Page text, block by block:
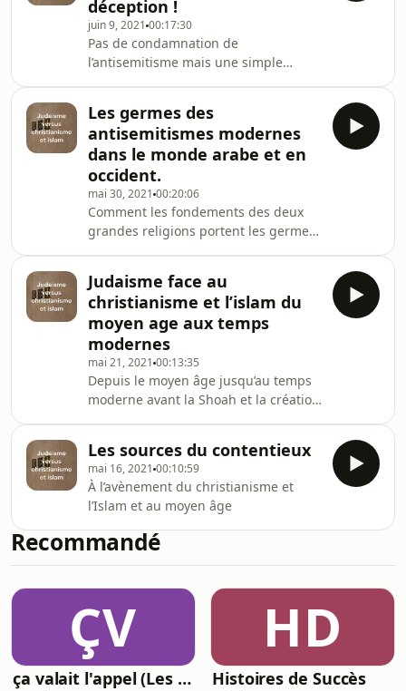
de 6,000 ans
déception !
juin 9, 2021 00:17:30
Pas de condamnation de
l’antisemitisme mais une simple
équivoque ni l’annulation de la
théorie de la substitution, pas même
une demande de pardon pour les
persécutions le mépris et la haine
dont le peuple juif a été victime. Une
nouveauté comme même: fin de la
réprobation du peuple juif et pour un
dialogue fraternel judéo-chrétien
basé
Les germes des
antisemitismes modernes
dans le monde arabe et en
occident.
mai 30, 2021 00:20:06
Comment les fondements des deux
grandes religions portent les germes
grande revolte arabe en Palestine des
années 1935-1939 et de la Shoah
Judaisme face au
christianisme et l’islam du
moyen age aux temps
modernes
mai 21, 2021 00:13:35
Depuis le moyen âge jusqu’au temps
moderne avant la Shoah et la création
Les sources du contentieux
mai 16, 2021 00:10:59
À l’avènement du christianisme et
l’Islam et au moyen âge
Recommandé
ÇV
ça valait l'appel (Les meilleures histoires de la relation client)
HD
Histoires de Succès